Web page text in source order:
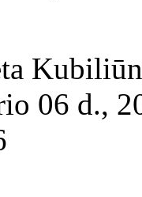
06 d.,